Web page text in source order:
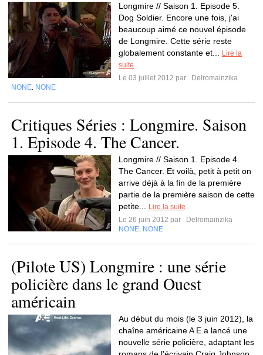
Longmire // Saison 1. Episode 5.
Dog Soldier. Encore une fois, j'ai
beaucoup aimé ce nouvel épisode
de Longmire. Cette série reste
globalement constante et...
Lire la
suite
Le 03 juillet 2012 par
Delromainzika
NONE NONE
Critiques Séries : Longmire. Saison
1. Episode 4. The Cancer.
Longmire // Saison 1. Episode 4.
The Cancer. Et voilà, petit à petit on
arrive déjà à la fin de la première
partie de la première saison de cette
petite...
Lire la suite
Le 26 juin 2012 par
Delromainzika
NONE NONE
(Pilote US) Longmire : une série
policière dans le grand Ouest
américain
Au début du mois (le 3 juin 2012), la
chaîne américaine A E a lancé une
nouvelle série policière, adaptant les